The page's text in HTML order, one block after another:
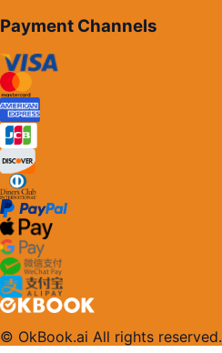
Payment Channels
© OkBook.ai All rights reserved.